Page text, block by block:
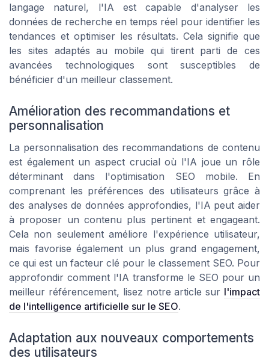
langage naturel, l'IA est capable d'analyser les
données de recherche en temps réel pour identifier les
tendances et optimiser les résultats. Cela signifie que
les sites adaptés au mobile qui tirent parti de ces
avancées technologiques sont susceptibles de
bénéficier d'un meilleur classement.
Amélioration des recommandations et
personnalisation
La personnalisation des recommandations de contenu
est également un aspect crucial où l'IA joue un rôle
déterminant dans l'optimisation SEO mobile. En
comprenant les préférences des utilisateurs grâce à
des analyses de données approfondies, l'IA peut aider
à proposer un contenu plus pertinent et engageant.
Cela non seulement améliore l'expérience utilisateur,
mais favorise également un plus grand engagement,
ce qui est un facteur clé pour le classement SEO. Pour
approfondir comment l'IA transforme le SEO pour un
meilleur référencement, lisez notre article sur l'impact
de l'intelligence artificielle sur le SEO.
Adaptation aux nouveaux comportements
des utilisateurs